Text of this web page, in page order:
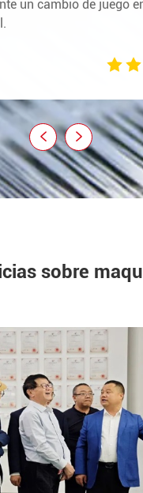
un cambio de juego

 
sobre